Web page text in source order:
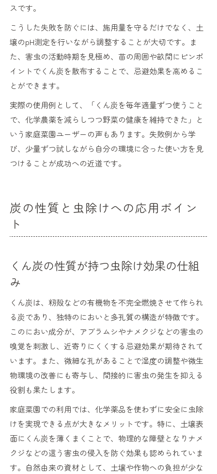
スです。
こうした失敗を防ぐには、施用量を守るだけでなく、土
壌のpH測定を行いながら調整することが大切です。ま
た、害虫の活動時期を見極め、苗の周囲や畝間にピンポ
イントでくん炭を散布することで、忌避効果を高めるこ
とができます。
実際の使用例として、「くん炭を毎年適量ずつ使うこと
で、化学農薬を減らしつつ野菜の健康を維持できた」と
いう家庭菜園ユーザーの声もあります。失敗例から学
び、少量ずつ試しながら自分の環境に合った使い方を見
つけることが成功への近道です。
炭の性質と虫除けへの応用ポイン
ト
くん炭の性質が持つ虫除け効果の仕組
み
くん炭は、籾殻などの有機物を不完全燃焼させて作られ
る炭であり、独特のにおいと多孔質の構造が特徴です。
このにおい成分が、アブラムシやナメクジなどの害虫の
嗅覚を刺激し、近寄りにくくする忌避効果が期待されて
います。また、微細な孔があることで湿度の調整や微生
物環境の改善にも寄与し、間接的に害虫の発生を抑える
役割も果たします。
家庭菜園での利用では、化学薬品を使わずに安全に虫除
けを実現できる点が大きなメリットです。特に、土壌表
面にくん炭を薄くまくことで、物理的な障壁となりナメ
クジなどの這う害虫の侵入を防ぐ効果も認められていま
す。自然由来の資材として、土壌や作物への負担が少な